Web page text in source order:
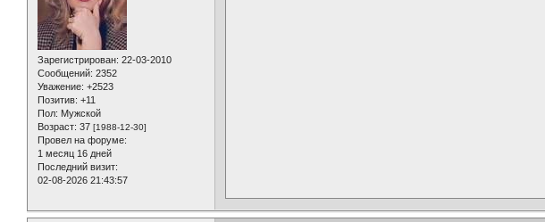
Зарегистрирован: 22-03-2010
Сообщений: 2352
Уважение: +2523
Позитив: +11
Пол: Мужской
Возраст: 37 [1988-12-30]
Провел на форуме:
1 месяц 16 дней
Последний визит:
02-08-2026 21:43:57